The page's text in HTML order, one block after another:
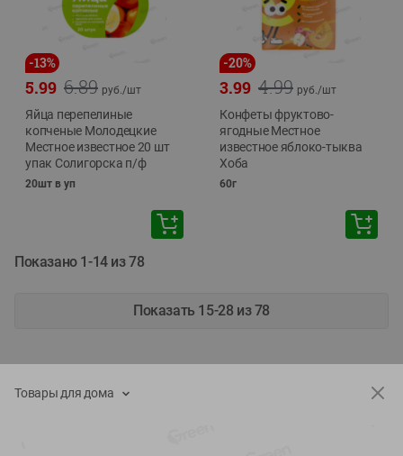
-13%
6.89
5.99 руб./шт
Яйца перепелиные
копченые Молодецкие
Местное известное 20 шт
упак Солигорска п/ф
20шт в уп
-20%
4.99
3.99 руб./шт
Конфеты фруктово-
ягодные Местное
известное яблоко-тыква
Хоба
60г
Показано 1-14 из 78
Показать 15-28 из 78
Каталог товаров
Товары для дома